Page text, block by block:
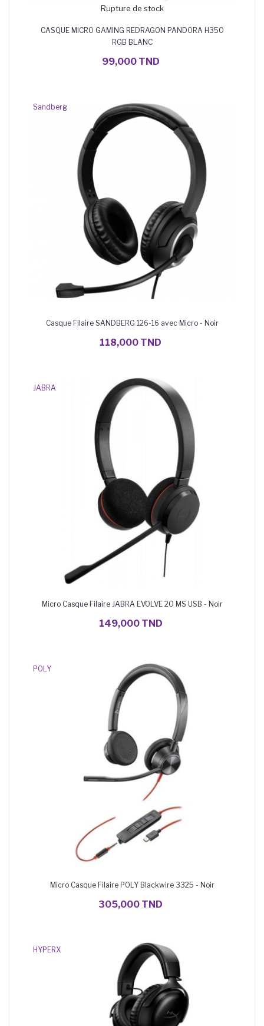
Rupture de stock
CASQUE MICRO GAMING REDRAGON PANDORA H350
RGB BLANC
99,000 TND
Sandberg
Casque Filaire SANDBERG 126-16 avec Micro - Noir
118,000 TND
JABRA
Micro Casque Filaire JABRA EVOLVE 20 MS USB - Noir
149,000 TND
POLY
Micro Casque Filaire POLY Blackwire 3325 - Noir
305,000 TND
HYPERX